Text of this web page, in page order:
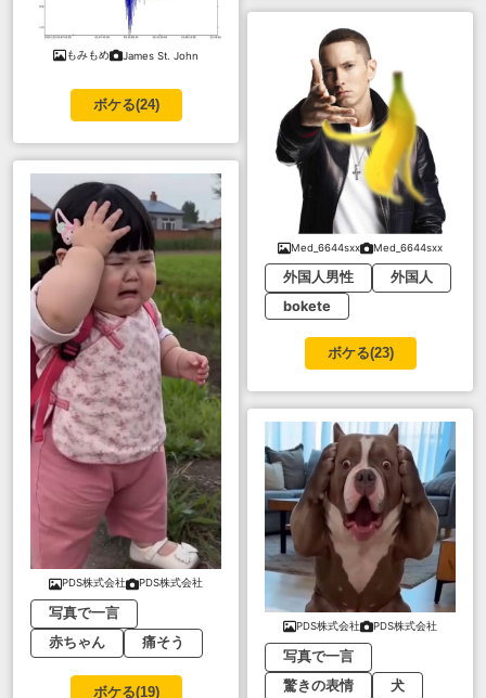
もみもめ James St. John
ボケる(24)
PDS株式会社 PDS株式会社
写真で一言
赤ちゃん
痛そう
ボケる(19)
Med_6644sxx Med_6644sxx
外国人男性
外国人
bokete
ボケる(23)
PDS株式会社 PDS株式会社
写真で一言
驚きの表情
犬